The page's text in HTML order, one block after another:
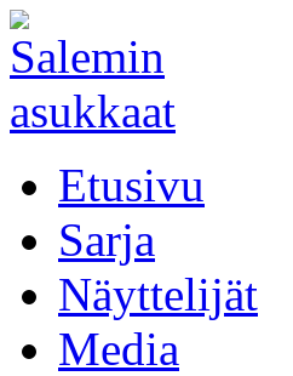
Etusivu
Sarja
Näyttelijät
Media